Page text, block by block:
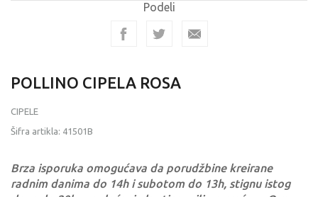
Podeli
POLLINO CIPELA ROSA
CIPELE
Šifra artikla: 41501B
Brza isporuka omogućava da porudžbine kreirane
radnim danima do 14h i subotom do 13h, stignu istog